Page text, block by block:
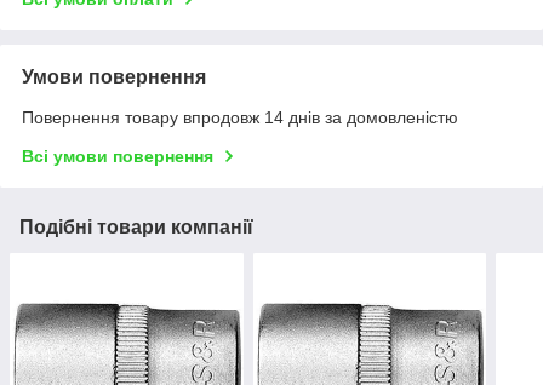
Умови повернення
Повернення товару впродовж 14 днів за домовленістю
Всі умови повернення
Подібні товари компанії